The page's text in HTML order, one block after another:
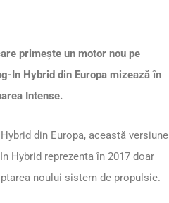
primește un motor nou pe
In Hybrid din Europa mizează în
Intense.
din Europa, această versiune
Hybrid reprezenta în 2017 doar
noului sistem de propulsie.